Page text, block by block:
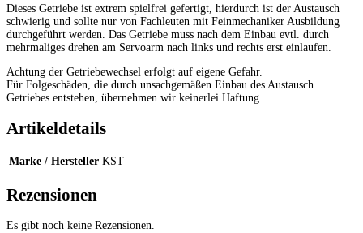
Dieses Getriebe ist extrem spielfrei gefertigt, hierdurch ist der Austausch
schwierig und sollte nur von Fachleuten mit Feinmechaniker Ausbildung
durchgeführt werden. Das Getriebe muss nach dem Einbau evtl. durch
mehrmaliges drehen am Servoarm nach links und rechts erst einlaufen.
Achtung der Getriebewechsel erfolgt auf eigene Gefahr.
Für Folgeschäden, die durch unsachgemäßen Einbau des Austausch
Getriebes entstehen, übernehmen wir keinerlei Haftung.
Artikeldetails
Marke / Hersteller KST
Rezensionen
Es gibt noch keine Rezensionen.